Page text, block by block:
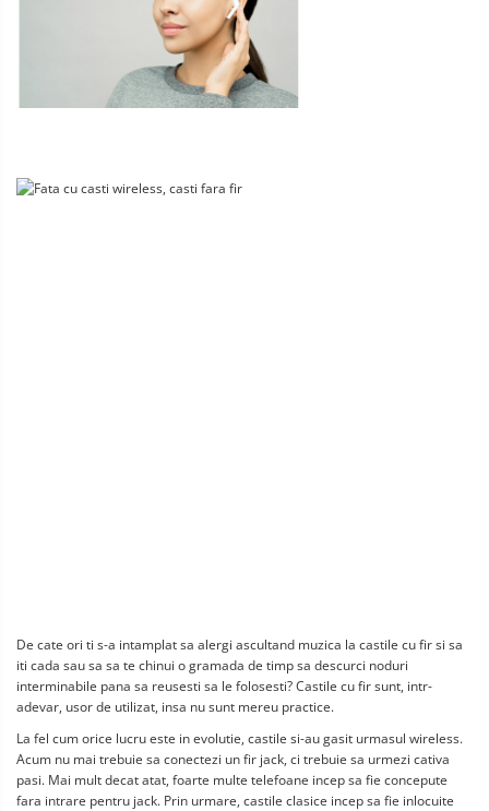
De cate ori ti s-a intamplat sa alergi ascultand muzica la castile cu fir si sa
iti cada sau sa sa te chinui o gramada de timp sa descurci noduri
interminabile pana sa reusesti sa le folosesti? Castile cu fir sunt, intr-
adevar, usor de utilizat, insa nu sunt mereu practice.
La fel cum orice lucru este in evolutie, castile si-au gasit urmasul wireless.
Acum nu mai trebuie sa conectezi un fir jack, ci trebuie sa urmezi cativa
pasi. Mai mult decat atat, foarte multe telefoane incep sa fie concepute
fara intrare pentru jack. Prin urmare, castile clasice incep sa fie inlocuite